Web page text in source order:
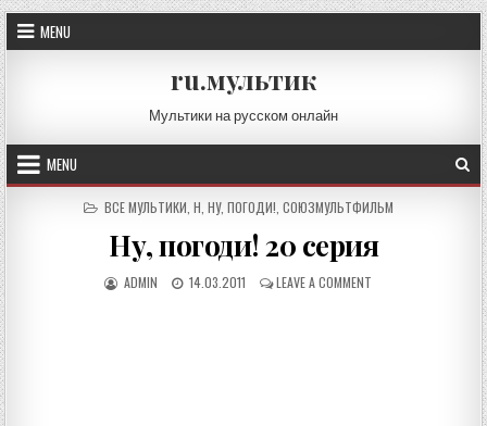
Skip
to
content
MENU
ru.мультик
Мультики на русском онлайн
MENU
POSTED
ВСЕ МУЛЬТИКИ Н НУ, ПОГОДИ! СОЮЗМУЛЬТФИЛЬМ
Ну, погоди! 20 серия
AUTHOR:
ADMIN
PUBLISHED
14.03.2011 LEAVE A COMMENT